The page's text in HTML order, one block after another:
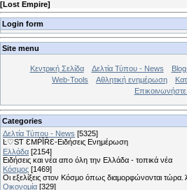
[Lost Empire]
Login form
Site menu
Κεντρική Σελίδα Δελτία Τύπου - News
Web-Tools
Αθλητική ενημέρωση
Επικοινωνήστε
Categories
Δελτία Τύπου - News [5325]
Ŀ♡SƬ ƐMṖĪŔƐ-Ειδήσεις Ενημέρωση
Ελλάδα [2154]
Ειδήσεις και νέα απο όλη την Ελλάδα - τοπικά νέα
Κόσμος [1469]
Οι εξελίξεις στον Κόσμο όπως διαμορφώνονται
Οικονομία [329]